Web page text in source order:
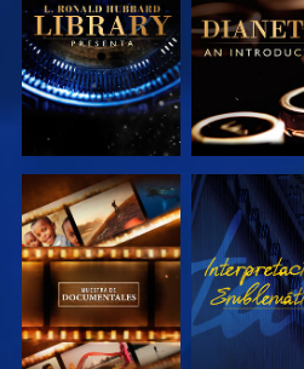
SERIES
SERIES
EXPLORA LAS
SERIES
VE